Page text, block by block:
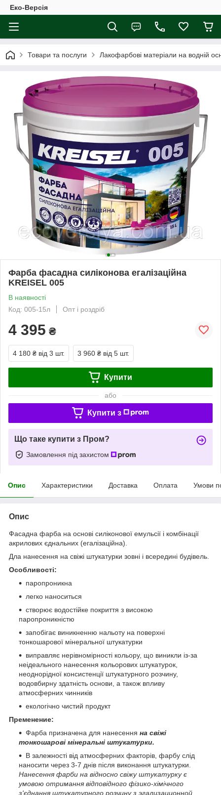
Еко-Версія
Товари та послуги Лакофарбові матеріали на водній
Фарба фасадна силіконова егалізаційна
KREISEL 005
В наявності
Код: 005-15л
Опт і роздріб
4 395 ₴
4 180 ₴ від 3 шт. 3 960 ₴ від 5 шт.
Купити
або
Купити з
Що таке купити з Пром?
Замовлення під захистом
Опис Характеристики Доставка Оплата Умови
Опис
Фасадна фарба на основі силіконової емульсії і комбінації
акрилових єднальних (егалізаційна).
Дла нанесення на свіжі штукатурки зовні і всередині будівель.
Особливості:
паропроникна
легко наноситься
створює водостійке покриття з високою
паропроникністю
запобігає виникненню нальоту на поверхні
тонкошарової мінеральної штукатурки
виправляє нерівномірності кольору, що виникли із-за
неідеального нанесення кольорових штукатурок,
неоднорідної консистенції штукатурного розчину,
водовбирну здатність основи, а також впливу
атмосферних чинників
екологічно чистий продукт
Пременение:
Фарба призначена для нанесення на свіжі
тонкошарові мінеральні штукатурки.
В залежності від атмосферних факторів, фарбу слід
наносити через 3-7 днів після виконання штукатурки.
Нанесення фарби на відносно свіжу штукатурку є
умовою отримання відповідного фізико-хімічного
з'єднання штукатурного розчину з эгализационной